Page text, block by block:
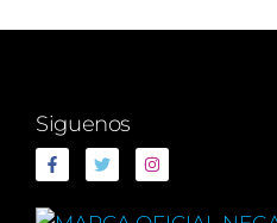
Siguenos